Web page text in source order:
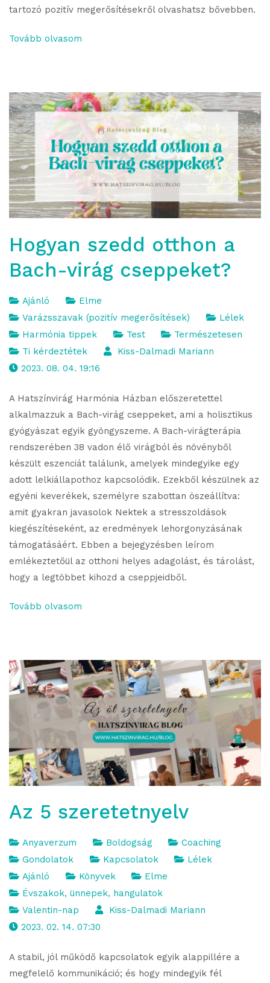
tartozó pozitív megerősítésekről olvashatsz bővebben.
Tovább olvasom
Hogyan szedd otthon a
Bach-virág cseppeket?
Ajánló
Elme
Varázsszavak (pozitív megerősítések)
Lélek
Harmónia tippek
Test
Természetesen
Ti kérdeztétek
Kiss-Dalmadi Mariann
2023. 08. 04. 19:16
A Hatszínvirág Harmónia Házban előszeretettel
alkalmazzuk a Bach-virág cseppeket, ami a holisztikus
gyógyászat egyik gyöngyszeme. A Bach-virágterápia
rendszerében 38 vadon élő virágból és növényből
készült eszenciát találunk, amelyek mindegyike egy
adott lelkiállapothoz kapcsolódik. Ezekből készülnek az
egyéni keverékek, személyre szabottan öszeállítva:
amit gyakran javasolok Nektek a stresszoldások
kiegészítéseként, az eredmények lehorgonyzásának
támogatásáért. Ebben a bejegyzésben leírom
emlékeztetőül az otthoni helyes adagolást, és tárolást,
hogy a legtöbbet kihozd a cseppjeidből.
Tovább olvasom
Az 5 szeretetnyelv
Anyaverzum Boldogság
Coaching
Gondolatok
Kapcsolatok
Lélek
Ajánló
Könyvek
Elme
Évszakok, ünnepek, hangulatok
Valentin-nap
Kiss-Dalmadi Mariann
2023. 02. 14. 07:30
A stabil, jól működő kapcsolatok egyik alappillére a
megfelelő kommunikáció; és hogy mindegyik fél